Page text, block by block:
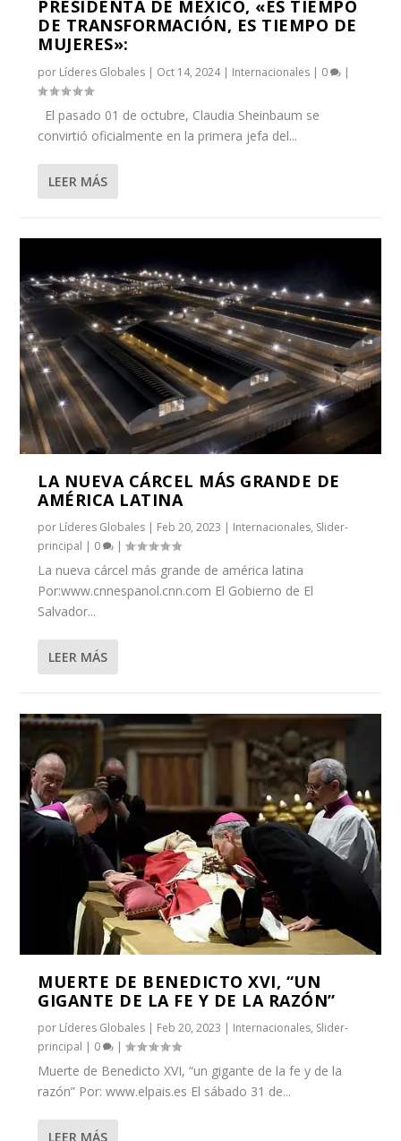
PRESIDENTA DE MÉXICO, «ES TIEMPO
DE TRANSFORMACIÓN, ES TIEMPO DE
MUJERES»:
por Líderes Globales | Oct 14, 2024| Internacionales | 0 |
El pasado 01 de octubre, Claudia Sheinbaum se
convirtió oficialmente en la primera jefa del...
LEER MÁS
LA NUEVA CÁRCEL MÁS GRANDE DE
AMÉRICA LATINA
por Líderes Globales | Feb 20, 2023 | Internacionales, Slider-
principal | 0 |
La nueva cárcel más grande de américa latina
Por:www.cnnespanol.cnn.com El Gobierno de El
Salvador...
LEER MÁS
MUERTE DE BENEDICTO XVI, “UN
GIGANTE DE LA FE Y DE LA RAZÓN”
por Líderes Globales | Feb 20, 2023 | Internacionales, Slider-
principal | 0 |
Muerte de Benedicto XVI, “un gigante de la fe y de la
razón” Por: www.elpais.es El sábado 31 de...
LEER MÁS